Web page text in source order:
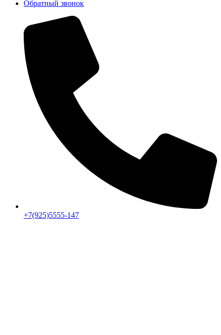
Обратный звонок
+7(925)5555-147